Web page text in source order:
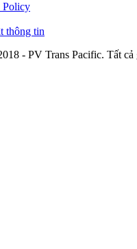
Policy
thông tin
- PV Trans Pacific. Tất cả